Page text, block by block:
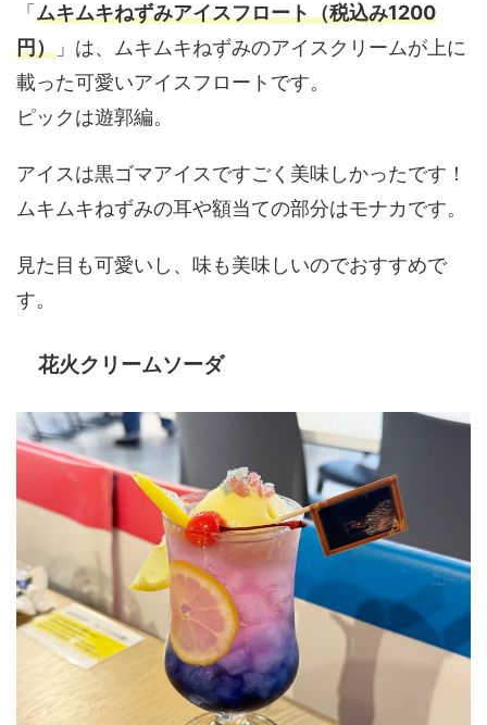
「 ムキムキねずみアイスフロート（税込み1200
円） 」は、ムキムキねずみのアイスクリームが上に
載った可愛いアイスフロートです。
ピックは遊郭編。
アイスは黒ゴマアイスですごく美味しかったです！
ムキムキねずみの耳や額当ての部分はモナカです。
見た目も可愛いし、味も美味しいのでおすすめで
す。
花火クリームソーダ